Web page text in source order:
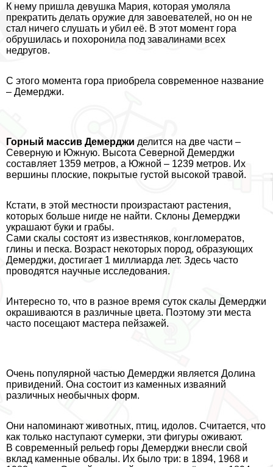
К нему пришла дeвyшка Мария, которая умоляла
прекратить делать оружие для завоевателей, но он не
стал ничего слушать и убил её. В этот момент гора
обрушилась и похоронила под завалинами всех
недругов.
С этого момента гора приобрела современное название
– Демерджи.
Горный массив Демерджи делится на две части –
Северную и Южную. Высота Северной Демерджи
составляет 1359 метров, а Южной – 1239 метров. Их
вершины плоские, покрытые густой высокой травой.
Кстати, в этой местности произрастают растения,
которых больше нигде не найти. Склоны Демерджи
украшают буки и гpaбы.
Сами скалы состоят из известняков, конгломератов,
глины и песка. Возраст некоторых пород, образующих
Демерджи, достигает 1 миллиарда лет. Здесь часто
проводятся научные исследования.
Интересно то, что в разное время суток скалы Демерджи
окрашиваются в различные цвета. Поэтому эти места
часто посещают мастера пейзажей.
Очень популярной частью Демерджи является Долина
привидений. Она состоит из каменных изваяний
различных необычных форм.
Они напоминают животных, птиц, идолов. Считается, что
как только наступают сумерки, эти фигуры оживают.
В современный рельеф горы Демерджи внесли свой
вклад каменные обвалы. Их было три: в 1894, 1968 и